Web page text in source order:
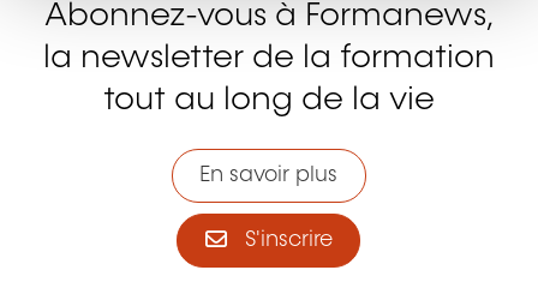
Abonnez-vous à Formanews,
la newsletter de la formation
tout au long de la vie
En savoir plus
S'inscrire